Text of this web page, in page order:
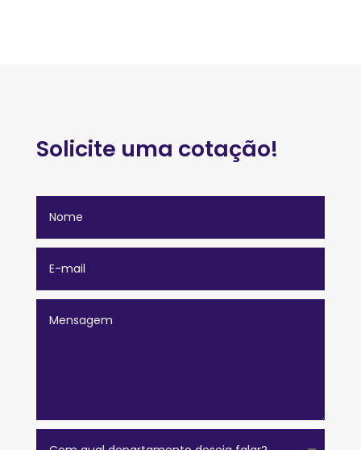
Solicite uma cotação!